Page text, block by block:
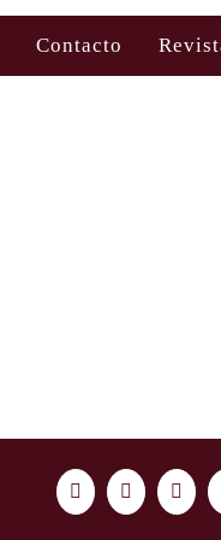
Contacto
FacebookTwitter